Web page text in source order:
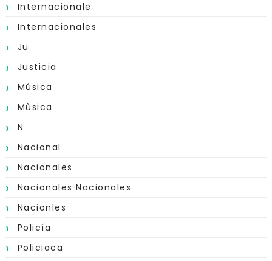
Internacionale
Internacionales
Ju
Justicia
Música
Mùsica
N
Nacional
Nacionales
Nacionales Nacionales
Nacionles
Policía
Policiaca